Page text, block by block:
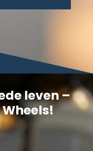
leven –